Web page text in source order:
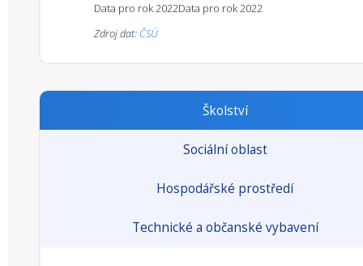
Data pro rok 2022Data pro rok 2022
Zdroj dat: ČSÚ
Školství
Sociální oblast
Hospodářské prostředí
Technické a občanské vybavení